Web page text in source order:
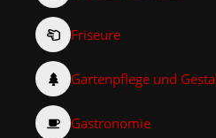
Friseure
Gartenpflege und
Gastronomie